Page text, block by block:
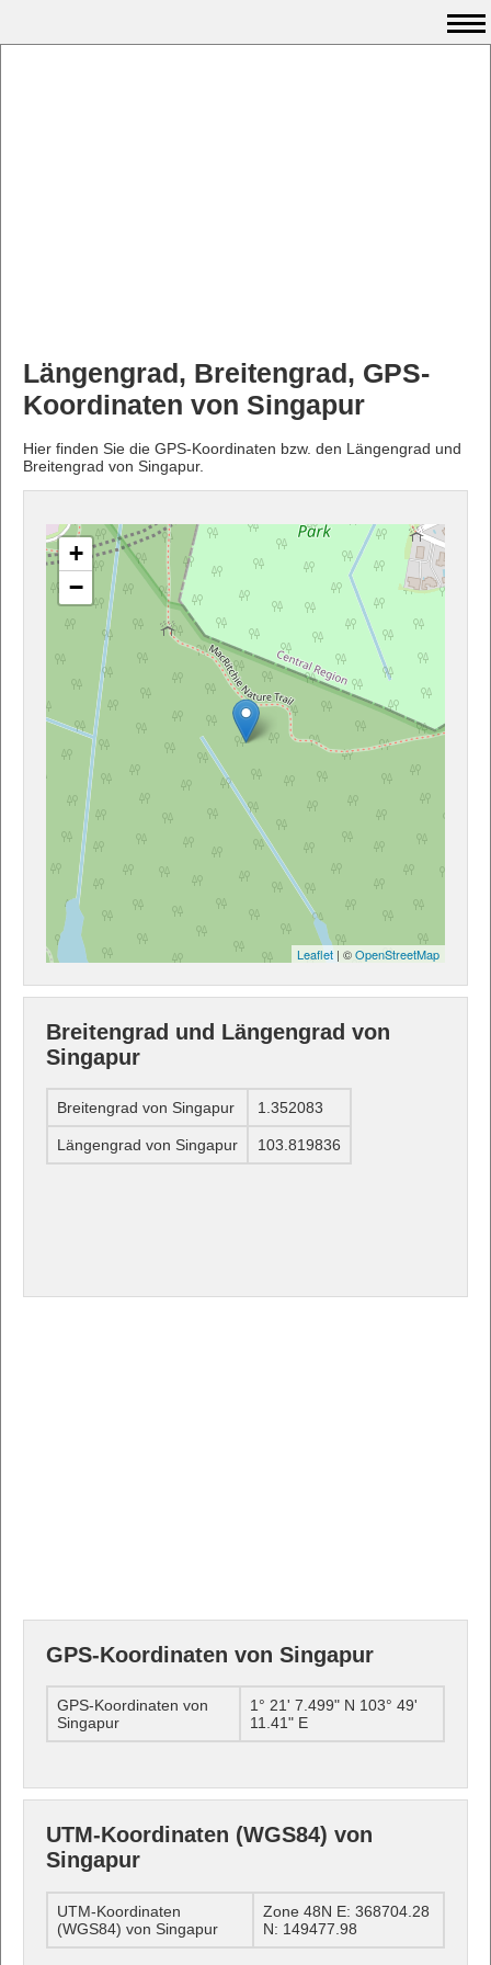
Längengrad, Breitengrad, GPS-
Koordinaten von Singapur
Hier finden Sie die GPS-Koordinaten bzw. den Längengrad und
Breitengrad von Singapur.
+
−
Leaflet | ©OpenStreetMap
Breitengrad und Längengrad von
Singapur
Breitengrad von Singapur 1.352083
Längengrad von Singapur 103.819836
GPS-Koordinaten von Singapur
GPS-Koordinaten von
Singapur
1° 21' 7.499" N 103° 49'
11.41" E
UTM-Koordinaten (WGS84) von
Singapur
UTM-Koordinaten
(WGS84) von Singapur
Zone 48N E: 368704.28
N: 149477.98